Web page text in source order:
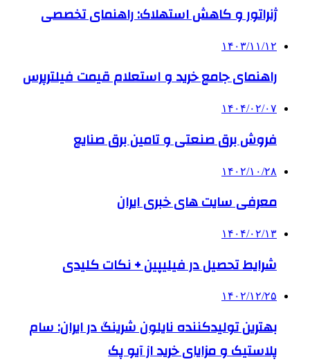
ژنراتور و کاهش استهلاک: راهنمای تخصصی
۱۴۰۳/۱۱/۱۲
راهنمای جامع خرید و استعلام قیمت فیلترپرس
۱۴۰۴/۰۲/۰۷
فروش برق صنعتی و تامین برق صنایع
۱۴۰۲/۱۰/۲۸
معرفی سایت های خبری ایران
۱۴۰۴/۰۲/۱۳
شرایط تحصیل در فیلیپین + نکات کلیدی
۱۴۰۲/۱۲/۲۵
بهترین تولیدکننده نایلون شرینگ در ایران: سام
پلاستیک و مزایای خرید از آیو پک